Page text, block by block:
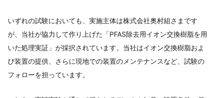
いずれの試験においても、実施主体は株式会社奥村組さまです
が、当社が協力して作り上げた「PFAS除去用イオン交換樹脂を用
いた処理実証」が採択されています。当社はイオン交換樹脂およ
び装置の提供、さらに現地での装置のメンテナンスなど、試験の
フォローを担っています。